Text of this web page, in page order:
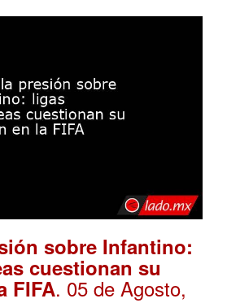
sobre Infantino:
cuestionan su
FIFA. 05 de Agosto,